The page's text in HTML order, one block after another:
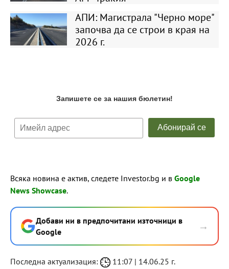
АПИ: Магистрала "Черно море"
започва да се строи в края на
2026 г.
Всяка новина е актив, следете Investor.bg и в Google
News Showcase.
Добави ни в предпочитани източници в
Google
→
Последна актуализация: 11:07 | 14.06.25 г.